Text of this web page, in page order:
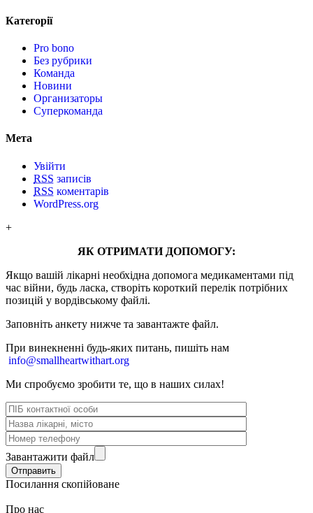
Категорії
Pro bono
Без рубрики
Команда
Новини
Организаторы
Суперкоманда
Мета
Увійти
RSS записів
RSS коментарів
WordPress.org
+
ЯК ОТРИМАТИ ДОПОМОГУ:
Якщо вашій лікарні необхідна допомога медикаментами під
час війни, будь ласка, створіть короткий перелік потрібних
позицій у вордівському файлі.
Заповніть анкету нижче та завантажте файл.
При винекненні будь-яких питань, пишіть нам
info@smallheartwithart.org
Ми спробуємо зробити те, що в наших силах!
Завантажити файл
Посилання скопійоване
Про нас